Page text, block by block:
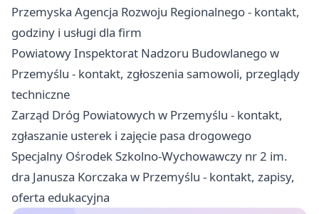
Przemyska Agencja Rozwoju Regionalnego - kontakt,
godziny i usługi dla firm
Powiatowy Inspektorat Nadzoru Budowlanego w
Przemyślu - kontakt, zgłoszenia samowoli, przeglądy
techniczne
Zarząd Dróg Powiatowych w Przemyślu - kontakt,
zgłaszanie usterek i zajęcie pasa drogowego
Specjalny Ośrodek Szkolno-Wychowawczy nr 2 im.
dra Janusza Korczaka w Przemyślu - kontakt, zapisy,
oferta edukacyjna